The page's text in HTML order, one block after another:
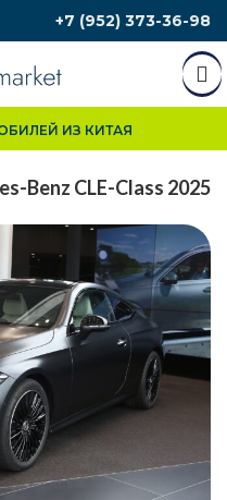
+7 (952) 373-36-98
ИЗ КИТАЯ
Benz CLE-Class 2025